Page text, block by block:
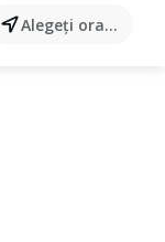
Alegeţi oraşul